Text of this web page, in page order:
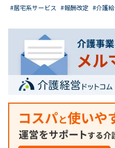
#居宅系サービス #報酬改定 #介護